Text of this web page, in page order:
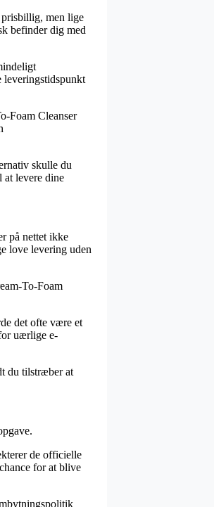
prisbillig, men lige
befinder dig med
leveringstidspunkt
Foam Cleanser
skulle du
at levere dine
på nettet ikke
love levering uden
To-Foam
det ofte være et
uærlige e-
du tilstræber at
de officielle
for at blive